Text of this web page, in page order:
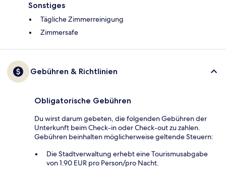
Sonstiges
Tägliche Zimmerreinigung
Zimmersafe
Gebühren & Richtlinien
Obligatorische Gebühren
Du wirst darum gebeten, die folgenden Gebühren der
Unterkunft beim Check-in oder Check-out zu zahlen.
Gebühren beinhalten möglicherweise geltende Steuern:
Die Stadtverwaltung erhebt eine Tourismusabgabe
von 1.90 EUR pro Person/pro Nacht.